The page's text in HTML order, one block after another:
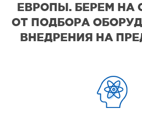
ЕВРОПЫ. БЕРЕМ НА
ОТ ПОДБОРА
ВНЕДРЕНИЯ НА